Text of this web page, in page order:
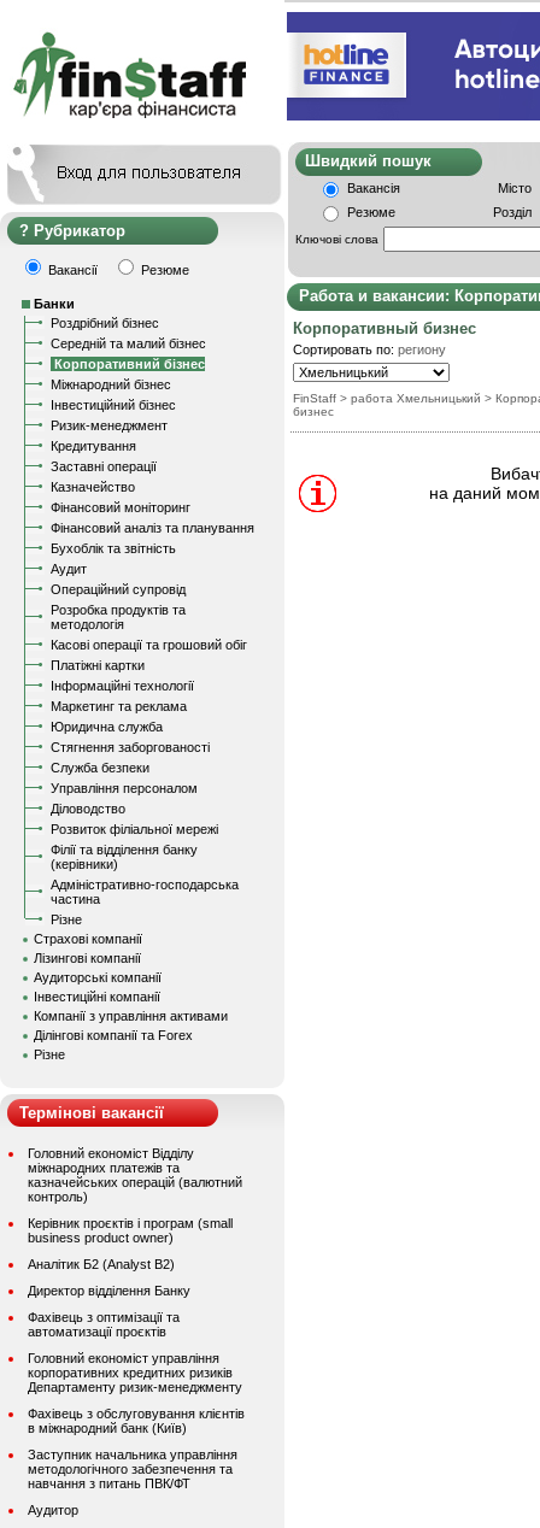
Рубрикатор
Вакансії Резюме
Банки
Роздрібний бізнес
Середній та малий бізнес
Корпоративний бізнес
Міжнародний бізнес
Інвестиційний бізнес
Ризик-менеджмент
Кредитування
Заставні операції
Казначейство
Фінансовий моніторинг
Фінансовий аналіз та планування
Бухоблік та звітність
Аудит
Операційний супровід
Розробка продуктів та
методологія
Касові операції та грошовий обіг
Платіжні картки
Інформаційні технології
Маркетинг та реклама
Юридична служба
Стягнення заборгованості
Служба безпеки
Управління персоналом
Діловодство
Розвиток філіальної мережі
Філії та відділення банку
(керівники)
Адміністративно-господарська
частина
Різне
Страхові компанії
Лізингові компанії
Аудиторські компанії
Інвестиційні компанії
Компанії з управління активами
Ділінгові компанії та Forex
Різне
Термінові вакансії
Головний економіст Відділу
міжнародних платежів та
казначейських операцій (валютний
контроль)
Керівник проєктів і програм (small
business product owner)
Аналітик Б2 (Analyst B2)
Директор відділення Банку
Фахівець з оптимізації та
автоматизації проєктів
Головний економіст управління
корпоративних кредитних ризиків
Департаменту ризик-менеджменту
Фахівець з обслуговування клієнтів
в міжнародний банк (Київ)
Заступник начальника управління
методологічного забезпечення та
навчання з питань ПВК/ФТ
Аудитор
Швидкий
Вакансія
Місто
Резюме
Розділ
Ключові слова
Работа и вакансии:
Корпоративный бизнес
Сортировать по: региону
FinStaff > работа Хмельницький >
бизнес
на даний